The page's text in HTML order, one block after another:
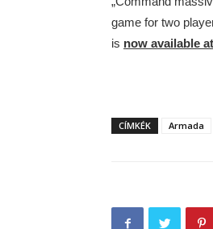
game for two
is now available
CÍMKÉK Armada